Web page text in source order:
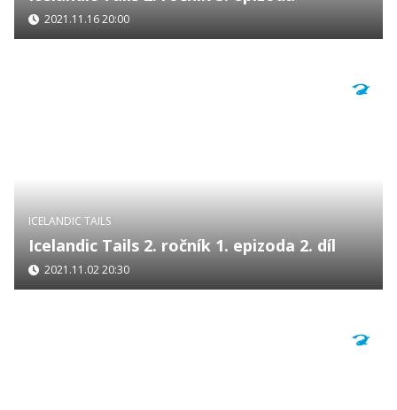
2021.11.16 20:00
ICELANDIC TAILS
Icelandic Tails 2. ročník 1. epizoda 2. díl
2021.11.02 20:30